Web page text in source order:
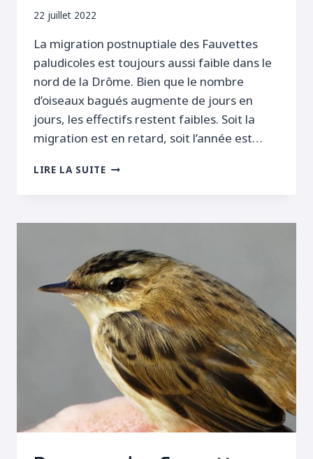
22 juillet 2022
La migration postnuptiale des Fauvettes
paludicoles est toujours aussi faible dans le
nord de la Drôme. Bien que le nombre
d’oiseaux bagués augmente de jours en
jours, les effectifs restent faibles. Soit la
migration est en retard, soit l’année est…
LIRE LA SUITEPREMIÈRES